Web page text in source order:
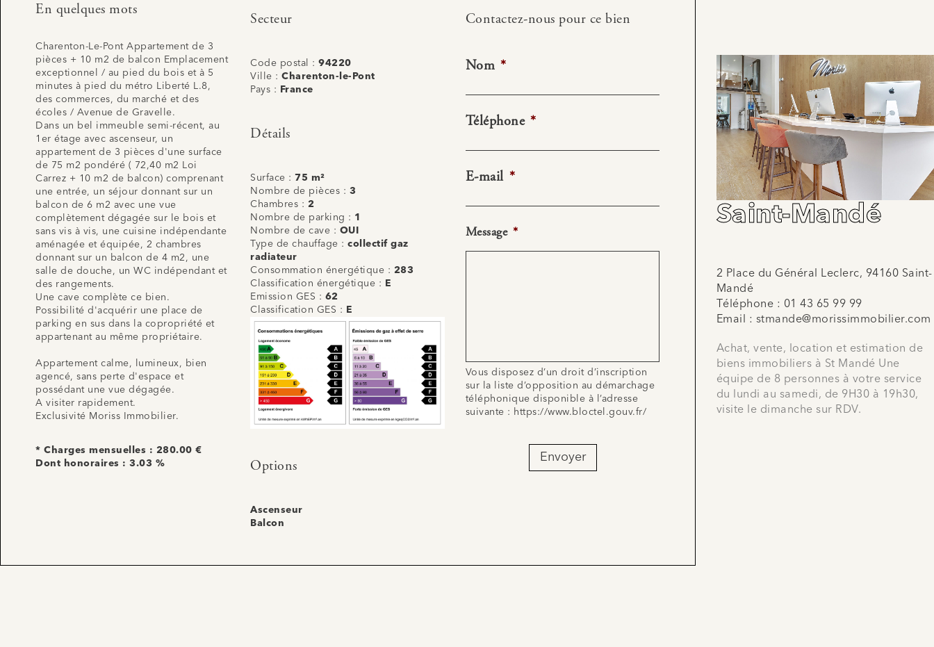
En quelques mots
Charenton-Le-Pont Appartement de 3
pièces + 10 m2 de balcon Emplacement
exceptionnel / au pied du bois et à 5
minutes à pied du métro Liberté L.8,
des commerces, du marché et des
écoles / Avenue de Gravelle.
Dans un bel immeuble semi-récent, au
1er étage avec ascenseur, un
appartement de 3 pièces d'une surface
de 75 m2 pondéré ( 72,40 m2 Loi
Carrez + 10 m2 de balcon) comprenant
une entrée, un séjour donnant sur un
balcon de 6 m2 avec une vue
complètement dégagée sur le bois et
sans vis à vis, une cuisine indépendante
aménagée et équipée, 2 chambres
donnant sur un balcon de 4 m2, une
salle de douche, un WC indépendant et
des rangements.
Une cave complète ce bien.
Possibilité d'acquérir une place de
parking en sus dans la copropriété et
appartenant au même propriétaire.
Appartement calme, lumineux, bien
agencé, sans perte d'espace et
possédant une vue dégagée.
A visiter rapidement.
Exclusivité Moriss Immobilier.
* Charges mensuelles : 280.00 €
Dont honoraires : 3.03 %
Secteur
Code postal :94220
Ville :Charenton-le-Pont
Pays :
France
Détails
Surface : 75 m²
Nombre de pièces : 3
Chambres : 2
Nombre de parking : 1
Nombre de cave : OUI
Type de chauffage :collectif gaz
radiateur
Consommation énergétique : 283
Classification énergétique :
E
Emission GES : 62
Classification GES :
E
Options
Ascenseur
Balcon
Contactez-nous pour ce bien
Nom *
Téléphone *
E-mail *
Message *
Vous disposez d’un droit d’inscription
sur la liste d’opposition au démarchage
téléphonique disponible à l’adresse
suivante : https://www.bloctel.gouv.fr/
Envoyer
Saint-Mandé
2 Place du Général Leclerc, 94160 Saint-
Mandé
Téléphone : 01 43 65 99 99
Email : stmande@morissimmobilier.com
Achat, vente, location et estimation de
biens immobiliers à St Mandé Une
équipe de 8 personnes à votre service
du lundi au samedi, de 9H30 à 19h30,
visite le dimanche sur RDV.